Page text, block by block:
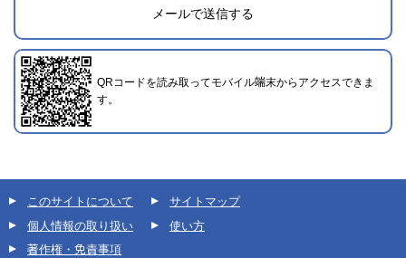
メールで送信する
QRコードを読み取ってモバイル端末からアクセスできま
す。
このサイトについて
個人情報の取り扱い
著作権・免責事項
サイトマップ
使い方